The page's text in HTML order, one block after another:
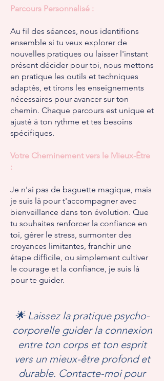
Parcours Personnalisé :
Au fil des séances, nous identifions
ensemble si tu veux explorer de
nouvelles pratiques ou laisser l'instant
présent décider pour toi, nous mettons
en pratique les outils et techniques
adaptés, et tirons les enseignements
nécessaires pour avancer sur ton
chemin. Chaque parcours est unique et
ajusté à ton rythme et tes besoins
spécifiques.
Votre Cheminement vers le Mieux-Être
:
Je n'ai pas de baguette magique, mais
je suis là pour t'accompagner avec
bienveillance dans ton évolution. Que
tu souhaites renforcer la confiance en
toi, gérer le stress, surmonter des
croyances limitantes, franchir une
étape difficile, ou simplement cultiver
le courage et la confiance, je suis là
pour te guider.
🌟 Laissez la pratique psycho-
corporelle guider la connexion
entre ton corps et ton esprit
vers un mieux-être profond et
durable. Contacte-moi pour